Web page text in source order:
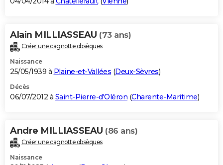
Alain MILLIASSEAU (73 ans)
Créer une cagnotte obsèques
Naissance
25/05/1939 à Plaine-et-Vallées (Deux-Sèvres)
Décès
06/07/2012 à Saint-Pierre-d'Oléron (Charente-Maritime)
Andre MILLIASSEAU (86 ans)
Créer une cagnotte obsèques
Naissance